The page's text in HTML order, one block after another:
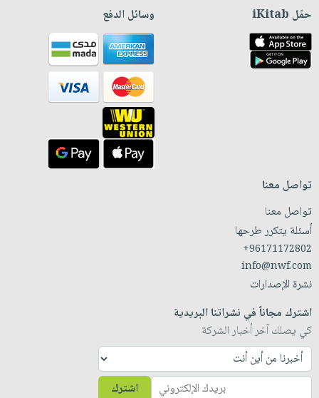
حمّل iKitab وسائل الدفع
تواصل معنا
تواصل معنا
أسئلة يتكرر طرحها
+96171172802
info@nwf.com
نشرة الإصدارات
اشترك مجاناً في نشراتنا البريدية
كي يصلك آخر أخبار الشركة
اشترك